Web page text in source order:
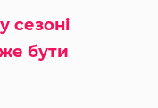
сезоні
бути